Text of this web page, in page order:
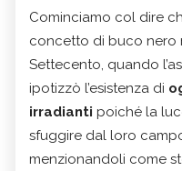
Cominciamo col dire
concetto di buco nero
Settecento, quando
ipotizzò l’esistenza di
irradianti poiché la
sfuggire dal loro
menzionandoli come